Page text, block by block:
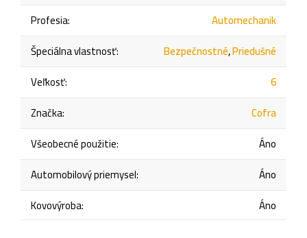
Profesia:
Automechanik
Špeciálna vlastnosť: Bezpečnostné,Priedušné
Veľkosť:
6
Značka:
Cofra
Všeobecné použitie:
Áno
Automobilový priemysel:
Áno
Kovovýroba: Áno